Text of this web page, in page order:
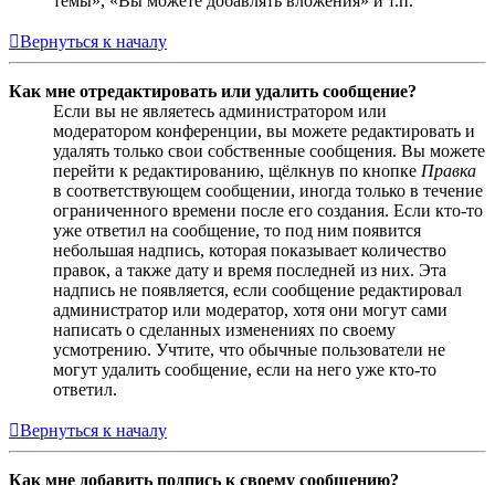
Вернуться к началу
Как мне отредактировать или удалить сообщение?
Если вы не являетесь администратором или
модератором конференции, вы можете редактировать и
удалять только свои собственные сообщения. Вы можете
перейти к редактированию, щёлкнув по кнопке Правка
в соответствующем сообщении, иногда только в течение
ограниченного времени после его создания. Если кто-то
уже ответил на сообщение, то под ним появится
небольшая надпись, которая показывает количество
правок, а также дату и время последней из них. Эта
надпись не появляется, если сообщение редактировал
администратор или модератор, хотя они могут сами
написать о сделанных изменениях по своему
усмотрению. Учтите, что обычные пользователи не
могут удалить сообщение, если на него уже кто-то
ответил.
Вернуться к началу
Как мне добавить подпись к своему сообщению?